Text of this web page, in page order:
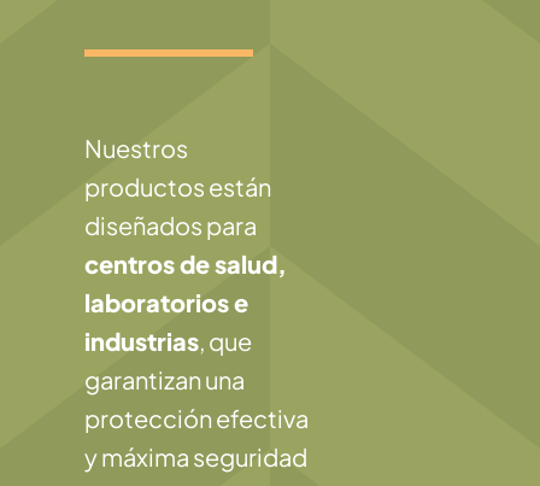
Nuestros
productos están
diseñados para
centros de salud,
laboratorios e
industrias, que
garantizan una
protección efectiva
y máxima seguridad